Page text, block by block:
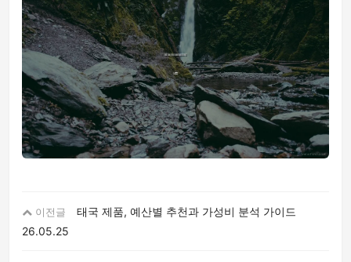
이전글
태국 제품, 예산별 추천과 가성비 분석 가이드
26.05.25